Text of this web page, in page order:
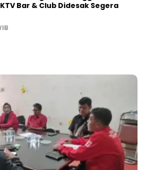
Bar & Club Didesak Segera